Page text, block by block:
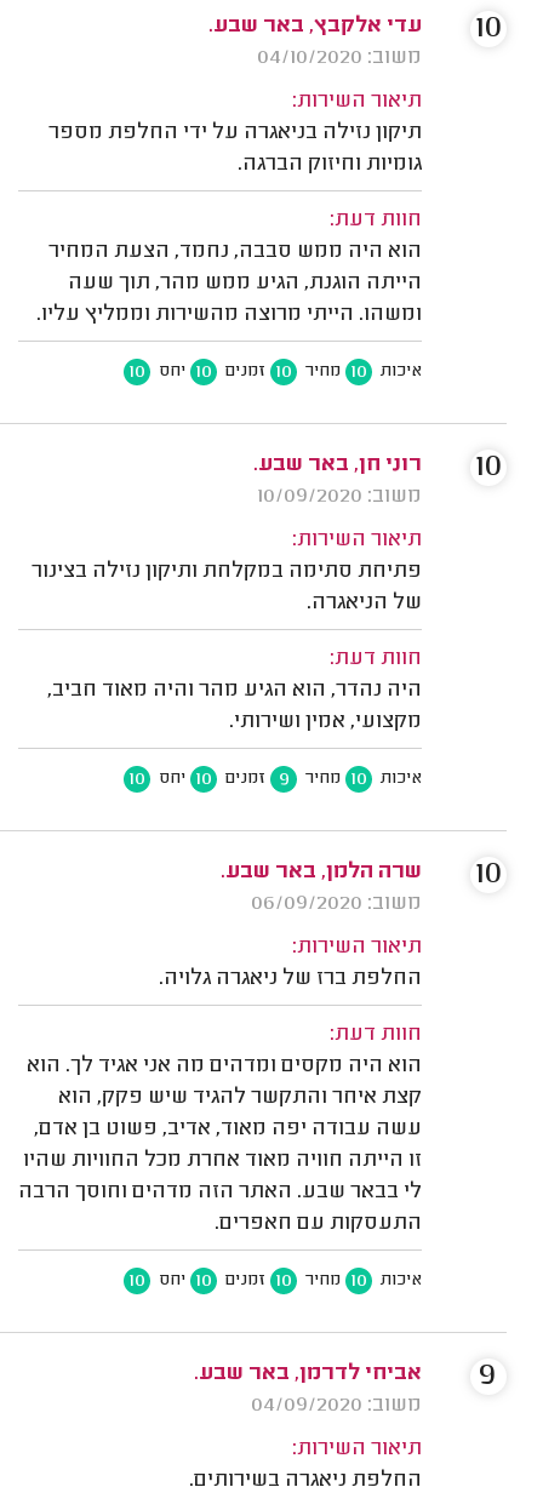
עדי אלקבץ, באר שבע.
משוב: 04/10/2020
תיאור השירות:
תיקון נזילה בניאגרה על ידי החלפת מספר
גומיות וחיזוק הברגה.
חוות דעת:
הוא היה ממש סבבה, נחמד, הצעת המחיר
הייתה הוגנת, הגיע ממש מהר, תוך שעה
ומשהו. הייתי מרוצה מהשירות וממליץ עליו.
איכות 10 מחיר 10 זמנים 10 יחס 10
10
רוני חן, באר שבע.
משוב: 10/09/2020
תיאור השירות:
פתיחת סתימה במקלחת ותיקון נזילה בצינור
של הניאגרה.
חוות דעת:
היה נהדר, הוא הגיע מהר והיה מאוד חביב,
מקצועי, אמין ושירותי.
איכות 10 מחיר 9 זמנים 10 יחס 10
10
שרה הלמן, באר שבע.
משוב: 06/09/2020
תיאור השירות:
החלפת ברז של ניאגרה גלויה.
חוות דעת:
הוא היה מקסים ומדהים מה אני אגיד לך. הוא
קצת איחר והתקשר להגיד שיש פקק, הוא
עשה עבודה יפה מאוד, אדיב, פשוט בן אדם,
זו הייתה חוויה מאוד אחרת מכל החוויות שהיו
לי בבאר שבע. האתר הזה מדהים וחוסך הרבה
התעסקות עם חאפרים.
איכות 10 מחיר 10 זמנים 10 יחס 10
10
אביחי לדרמן, באר שבע.
משוב: 04/09/2020
תיאור השירות:
החלפת ניאגרה בשירותים.
9